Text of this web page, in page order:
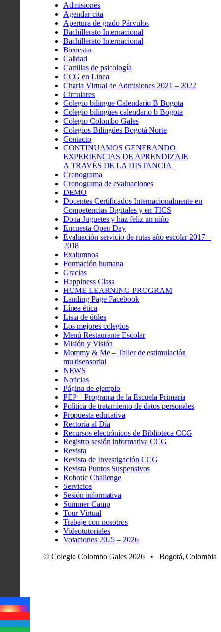
Admisiones
Agendar cita
Apertura de grado Párvulos
Bachillerato Internacional
Bachillerato Internacional
Bienestar
Calidad
Cartillas de psicología
CCG en Linea
Charla Virtual de Admisiones 2021 – 2022
Circulares
Colegio bilingüe Calendario B Bogota
Colegio bilingües calendario b Bogota
Colegio Colombo Gales
Colegios Bilingües Bogotá Norte
Contacto
CONTINUAMOS GENERANDO
EXPERIENCIAS DE APRENDIZAJE
A TRAVÉS DE LA DISTANCIA
Cronograma
Cronograma de evaluaciones
DEMO
Docentes Certificados Internacionalmente en
Competencias Digitales y en TICS
Dona Juguetes y haz feliz un niño
Encuesta Open Day
Evaluación servicio de rutas año escolar 2017 –
2018
Exalumnos
Formación humana
Gracias
Happiness Class
HOME LEARNING PROGRAM
Landing Page Facebook
Línea ética
Lista de útiles
Los mejores colegios
Menú Restaurante Escolar
Misión y Visión
Mommy & Me – Taller de estimulación
multisensorial
NEWS
Noticias
Página de ejemplo
PEP – Programa de la Escuela Primaria
Política de tratamiento de datos personales
Propuesta educativa
Rectoría al Día
Recursos electrónicos de Biblioteca CCG
Registro sesión informativa CCG
Revista
Revista de Investigación CCG
Revista Puntos Suspensivos
Robotic Challenge
Servicios
Sesión informativa
Summer Camp
Tour Virtual
Trabaje con nosotros
Videotutoriales
Votaciones 2025 – 2026
© Colegio Colombo Gales 2026 • Bogotá, Colombia